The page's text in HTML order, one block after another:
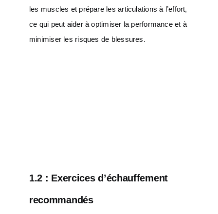
les muscles et prépare les articulations à l’effort,
ce qui peut aider à optimiser la performance et à
minimiser les risques de blessures.
1.2 : Exercices d’échauffement
recommandés